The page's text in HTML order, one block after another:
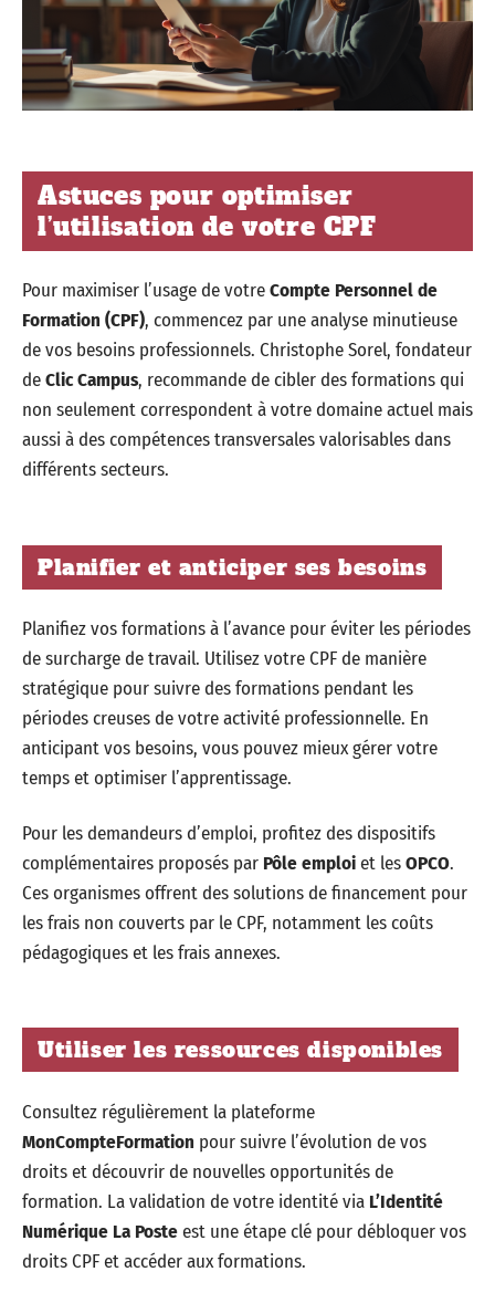
Astuces pour optimiser
l’utilisation de votre CPF
Pour maximiser l’usage de votreCompte Personnel de
Formation (CPF), commencez par une analyse minutieuse
de vos besoins professionnels. Christophe Sorel, fondateur
deClic Campus, recommande de cibler des formations qui
non seulement correspondent à votre domaine actuel mais
aussi à des compétences transversales valorisables dans
différents secteurs.
Planifier et anticiper ses besoins
Planifiez vos formations à l’avance pour éviter les périodes
de surcharge de travail. Utilisez votre CPF de manière
stratégique pour suivre des formations pendant les
périodes creuses de votre activité professionnelle. En
anticipant vos besoins, vous pouvez mieux gérer votre
temps et optimiser l’apprentissage.
Pour les demandeurs d’emploi, profitez des dispositifs
complémentaires proposés par Pôle emploiet lesOPCO.
Ces organismes offrent des solutions de financement pour
les frais non couverts par le CPF, notamment les coûts
pédagogiques et les frais annexes.
Utiliser les ressources disponibles
Consultez régulièrement la plateforme
MonCompteFormation pour suivre l’évolution de vos
droits et découvrir de nouvelles opportunités de
formation. La validation de votre identité via L’Identité
Numérique La Posteest une étape clé pour débloquer vos
droits CPF et accéder aux formations.